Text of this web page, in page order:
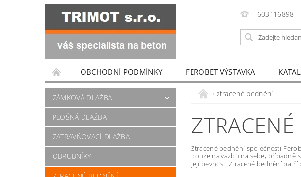
603116898
OBCHODNÍ PODMÍNKY FEROBET VÝSTAVKA
ZÁMKOVÁ DLAŽBA
PLOŠNÁ DLAŽBA
ZATRAVŇOVACÍ DLAŽBA
OBRUBNÍKY
ztracené bednění
Ztracené bednění společnosti
pouze na vazbu na sebe, případně
její pevnost. Ztracené bednění